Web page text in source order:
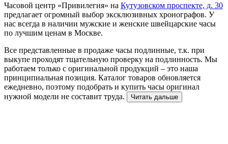
Часовой центр «Привилегия» на Кутузовском проспекте, д. 30
предлагает огромный выбор эксклюзивных хронографов. У
нас всегда в наличии мужские и женские швейцарские часы
по лучшим ценам в Москве.
Все представленные в продаже часы подлинные, т.к. при
выкупе проходят тщательную проверку на подлинность. Мы
работаем только с оригинальной продукций – это наша
принципиальная позиция. Каталог товаров обновляется
ежедневно, поэтому подобрать и купить часы оригинал
нужной модели не составит труда.
Читать дальше